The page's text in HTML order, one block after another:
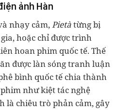
ảnh Hàn
nhạy cảm,Pietàtừng bị
hoặc chỉ được trình
hoan phim quốc tế. Thế
được làn sóng tranh luận
bình quốc tế chia thành
như kiệt tác nghệ
là chiêu trò phản cảm, gây